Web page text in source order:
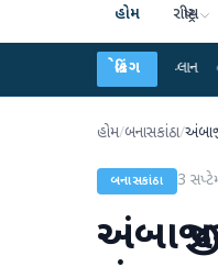
હોમ રાષ્ટ્રીય
બ્રેકિંગ
● UGC-
હોમ/બનાસકાંઠા/
બનાસકાંઠા 3
અંબાજી